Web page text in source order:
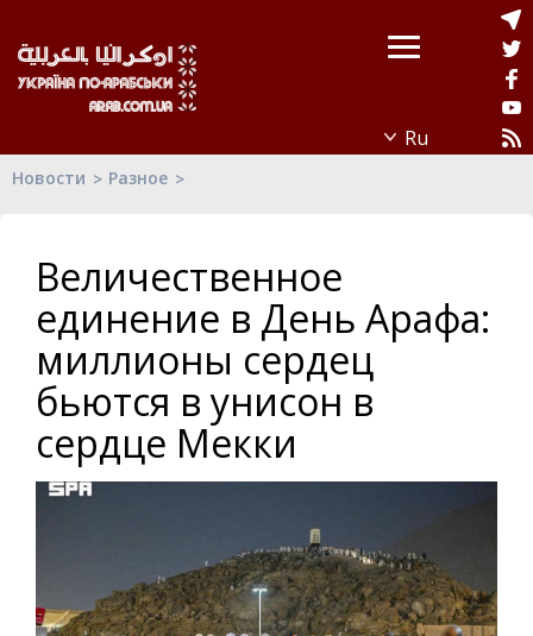
Новости Разное
Величественное
единение в День Арафа:
миллионы сердец
бьются в унисон в
сердце Мекки